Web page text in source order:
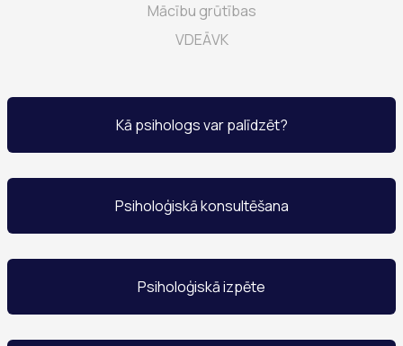
Mācību grūtības
VDEĀVK
Kā psihologs var palīdzēt?
Psiholoģiskā konsultēšana
Psiholoģiskā izpēte